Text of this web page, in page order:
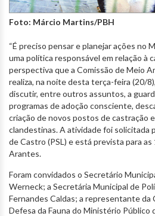
Foto: Márcio Martins/PBH
“É preciso pensar e planejar ações no
uma política responsável em relação à
perspectiva que a Comissão de Meio
realiza, na noite desta terça-feira (20/8),
discutir, entre outros assuntos, a
programas de adoção consciente,
criação de novos postos de castração
clandestinas. A atividade foi solicitada
de Castro (PSL) e está prevista para
Arantes.
Foram convidados o Secretário
Werneck; a Secretária Municipal de
Fernandes Caldas; a representante da
Defesa da Fauna do Ministério Público